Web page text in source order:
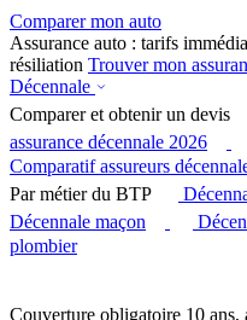
Comparer mon auto
Assurance auto : tarifs
résiliation Trouver mon
Décennale
Comparer et obtenir un devis
assurance décennale 2026
Comparatif assureurs
Par métier du BTP
Décennale maçon
plombier
Couverture obligatoire 10 ans,